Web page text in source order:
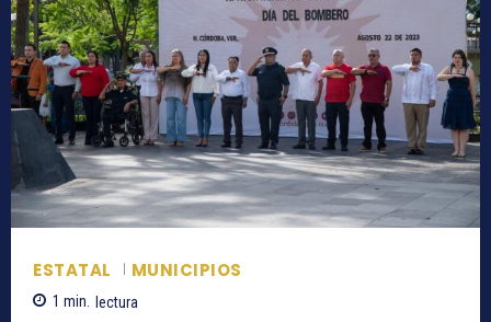
ESTATAL MUNICIPIOS
1 min. lectura